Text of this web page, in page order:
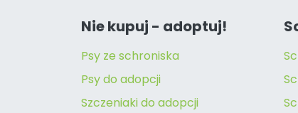
Nie kupuj - adoptuj!
Psy ze schroniska
Psy do adopcji
Szczeniaki do adopcji